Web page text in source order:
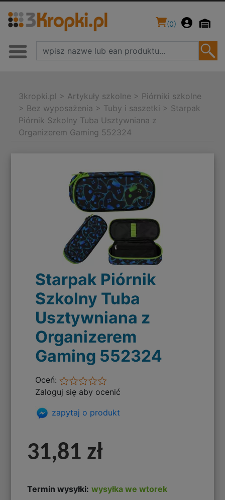
(0)
3kropki.pl > Artykuły szkolne > Piórniki szkolne
> Bez wyposażenia > Tuby i saszetki > Starpak
Piórnik Szkolny Tuba Usztywniana z
Organizerem Gaming 552324
Starpak Piórnik
Szkolny Tuba
Usztywniana z
Organizerem
Gaming 552324
Oceń:
Zaloguj się aby ocenić
zapytaj o produkt
31,81 zł
Termin wysyłki: wysyłka we wtorek